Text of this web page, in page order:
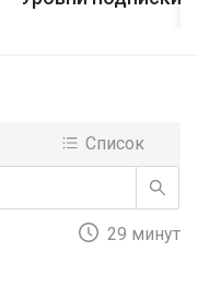
Список
29 минут